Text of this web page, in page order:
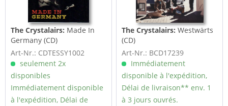
The Crystalairs: Made In
Germany (CD)
Art-Nr.: CDTESSY1002
seulement 2x
disponibles
Immédiatement disponible
à l'expédition, Délai de
The Crystalairs:Westwärts
(CD)
Art-Nr.: BCD17239
Immédiatement
disponible à l'expédition,
Délai de livraison** env. 1
à 3 jours ouvrés.